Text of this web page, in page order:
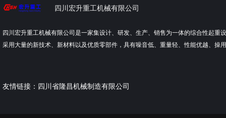
四川宏升重工机械有限公司
四川宏升重工机械有限公司是一家集设计、研发、生产、销售为一体的综合性起重
采用大量的新技术、新材料以及优质零部件，具有噪音低、重量轻、性能优越、操
友情链接： 四川省隆昌机械制造有限公司